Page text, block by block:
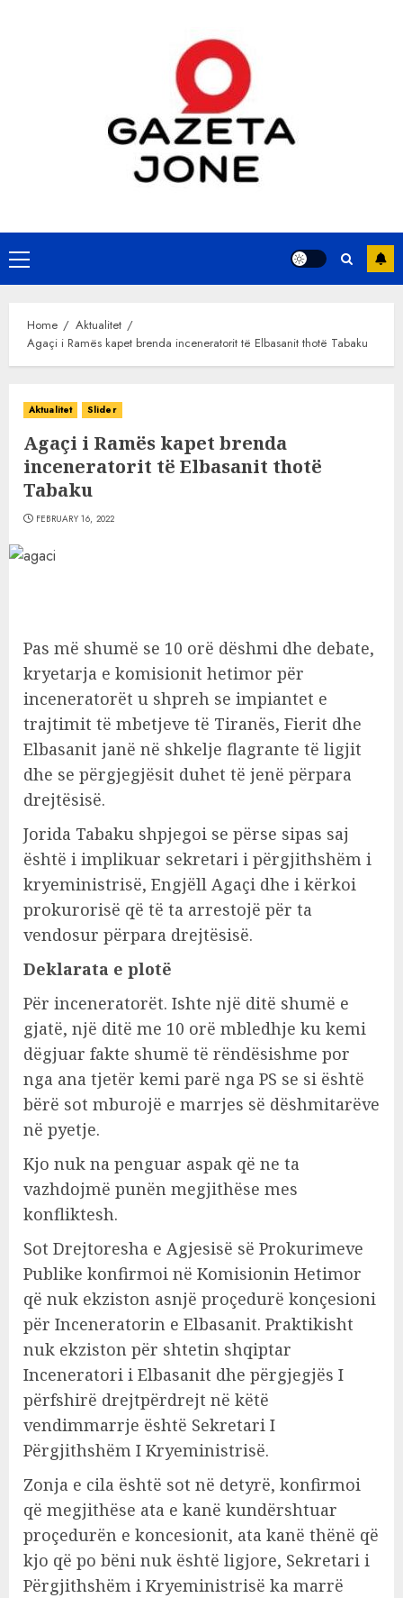
Primary
Menu
Home
Aktualitet
Agaçi i Ramës kapet brenda inceneratorit të Elbasanit thotë Tabaku
Aktualitet Slider
Agaçi i Ramës kapet brenda
inceneratorit të Elbasanit thotë
Tabaku
FEBRUARY 16, 2022
Pas më shumë se 10 orë dëshmi dhe debate,
kryetarja e komisionit hetimor për
inceneratorët u shpreh se impiantet e
trajtimit të mbetjeve të Tiranës, Fierit dhe
Elbasanit janë në shkelje flagrante të ligjit
dhe se përgjegjësit duhet të jenë përpara
drejtësisë.
Jorida Tabaku shpjegoi se përse sipas saj
është i implikuar sekretari i përgjithshëm i
kryeministrisë, Engjëll Agaçi dhe i kërkoi
prokurorisë që të ta arrestojë për ta
vendosur përpara drejtësisë.
Deklarata e plotë
Për inceneratorët. Ishte një ditë shumë e
gjatë, një ditë me 10 orë mbledhje ku kemi
dëgjuar fakte shumë të rëndësishme por
nga ana tjetër kemi parë nga PS se si është
bërë sot mburojë e marrjes së dëshmitarëve
në pyetje.
Kjo nuk na penguar aspak që ne ta
vazhdojmë punën megjithëse mes
konfliktesh.
Sot Drejtoresha e Agjesisë së Prokurimeve
Publike konfirmoi në Komisionin Hetimor
që nuk ekziston asnjë proçedurë konçesioni
për Inceneratorin e Elbasanit. Praktikisht
nuk ekziston për shtetin shqiptar
Inceneratori i Elbasanit dhe përgjegjës I
përfshirë drejtpërdrejt në këtë
vendimmarrje është Sekretari I
Përgjithshëm I Kryeministrisë.
Zonja e cila është sot në detyrë, konfirmoi
që megjithëse ata e kanë kundërshtuar
proçedurën e koncesionit, ata kanë thënë që
kjo që po bëni nuk është ligjore, Sekretari i
Përgjithshëm i Kryeministrisë ka marrë